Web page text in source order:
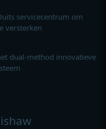
servicecentrum om
versterken
dual-method innovatieve